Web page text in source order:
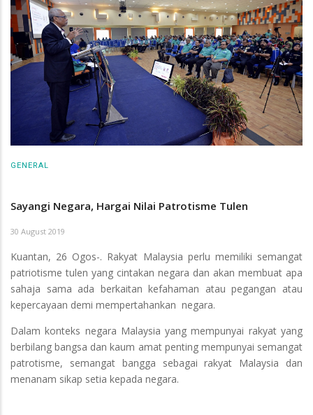
GENERAL
Sayangi Negara, Hargai Nilai Patrotisme Tulen
30 August 2019
Kuantan, 26 Ogos-. Rakyat Malaysia perlu memiliki semangat
patriotisme tulen yang cintakan negara dan akan membuat apa
sahaja sama ada berkaitan kefahaman atau pegangan atau
kepercayaan demi mempertahankan negara.
Dalam konteks negara Malaysia yang mempunyai rakyat yang
berbilang bangsa dan kaum amat penting mempunyai semangat
patrotisme, semangat bangga sebagai rakyat Malaysia dan
menanam sikap setia kepada negara.